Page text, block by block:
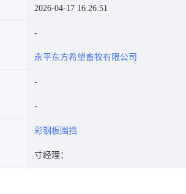
2026-04-17 16:26:51
永平东方希望畜牧有限公司
彩钢板围挡
寸经理：